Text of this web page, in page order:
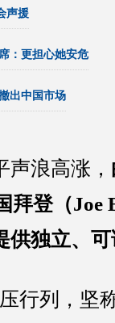
声援
：更担心她安危
出中国市场
浪高涨，
拜登（
供独立、
行列，坚